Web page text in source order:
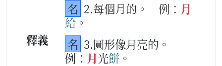
釋義
名 2.每個月的。 例： 月
給。
名 3.圓形像月亮的。
例： 月光餅 。